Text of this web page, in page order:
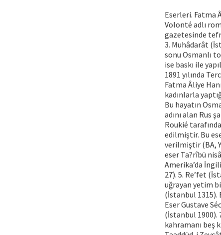
Eserleri. Fatma
Volonté adlı
gazetesinde
3. Muhâdarât
sonu Osmanlı
ise baskı ile
1891 yılında
Fatma Âliye
kadınlarla
Bu hayatın
adını alan Rus
Roukié
edilmiştir. Bu
verilmiştir (BA,
eser Ta?rîbü
Amerika’da
27). 5. Re’fet
uğrayan yetim
(İstanbul 1315).
Eser Gustave
(İstanbul 1900).
kahramanı beş